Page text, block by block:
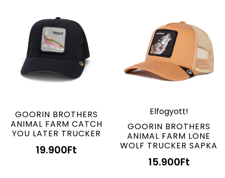
GOORIN BROTHERS
ANIMAL FARM CATCH
YOU LATER TRUCKER
19.900Ft
Elfogyott!
GOORIN BROTHERS
ANIMAL FARM LONE
WOLF TRUCKER SAPKA
15.900Ft